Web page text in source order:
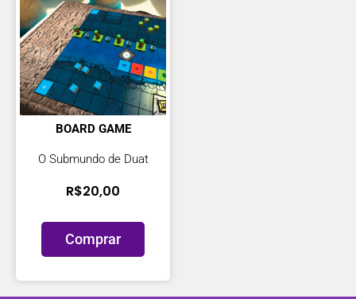
BOARD GAME
O Submundo de Duat
R$20,00
Comprar